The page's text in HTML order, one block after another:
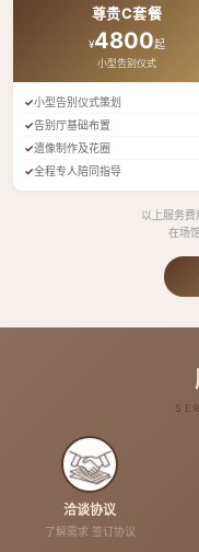
尊贵C套餐
¥4800起
小型告别仪式
小型告别仪式策划
告别厅基础布置
遗像制作及花圈
全程专人陪同指导
以上服务
在场
洽谈协议
了解需求 签订协议